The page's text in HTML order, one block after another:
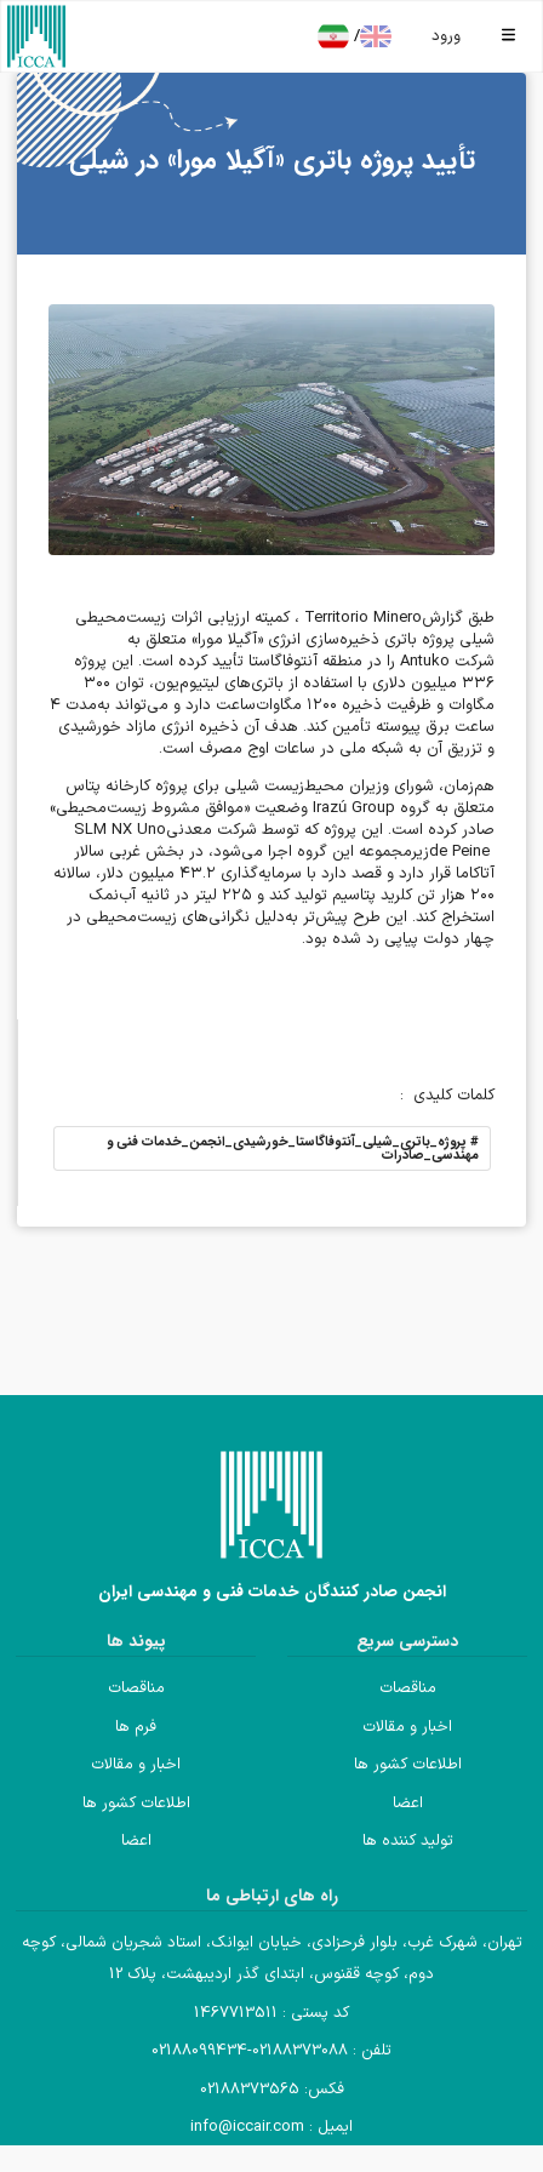
ورود /
تأیید پروژه باتری «آگیلا مورا» در شیلی
طبق گزارشTerritorio Minero ، کمیته ارزیابی اثرات زیست‌محیطی
شیلی پروژه باتری ذخیره‌سازی انرژی «آگیلا مورا» متعلق به
شرکت Antuko را در منطقه آنتوفاگاستا تأیید کرده است. این پروژه
۳۳۶ میلیون دلاری با استفاده از باتری‌های لیتیوم‌یون، توان ۳۰۰
مگاوات و ظرفیت ذخیره ۱۲۰۰ مگاوات‌ساعت دارد و می‌تواند به‌مدت ۴
ساعت برق پیوسته تأمین کند. هدف آن ذخیره انرژی مازاد خورشیدی
و تزریق آن به شبکه ملی در ساعات اوج مصرف است.
هم‌زمان، شورای وزیران محیط‌زیست شیلی برای پروژه کارخانه پتاس
متعلق به گروه Irazú Group وضعیت «موافق مشروط زیست‌محیطی»
صادر کرده است. این پروژه که توسط شرکت معدنیSLM NX Uno
de Peineزیرمجموعه این گروه اجرا می‌شود، در بخش غربی سالار
آتاکاما قرار دارد و قصد دارد با سرمایه‌گذاری ۴۳.۲ میلیون دلار، سالانه
۲۰۰ هزار تن کلرید پتاسیم تولید کند و ۲۲۵ لیتر در ثانیه آب‌نمک
استخراج کند. این طرح پیش‌تر به‌دلیل نگرانی‌های زیست‌محیطی در
چهار دولت پیاپی رد شده بود.
کلمات کلیدی :
# پروژه_باتری_شیلی_آنتوفاگاستا_خورشیدی_انجمن_خدمات فنی و
مهندسی_صادرات
انجمن صادر کنندگان خدمات فنی و مهندسی ایران
دسترسی سریع
مناقصات
اخبار و مقالات
اطلاعات کشور ها
اعضا
تولید کننده ها
پیوند ها
مناقصات
فرم ها
اخبار و مقالات
اطلاعات کشور ها
اعضا
راه های ارتباطی ما
تهران، شهرک غرب، بلوار فرحزادی، خیابان ایوانک، استاد شجریان شمالی، کوچه
دوم، کوچه ققنوس، ابتدای گذر اردیبهشت، پلاک 12
کد پستی : 1467713511
تلفن : 02188373088-02188099434
فکس: 02188373565
ایمیل : info@iccair.com